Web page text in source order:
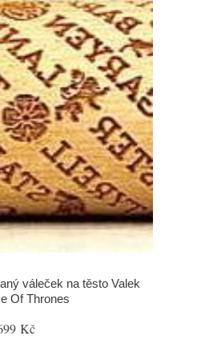
váleček na těsto Valek
Of Thrones
Kč